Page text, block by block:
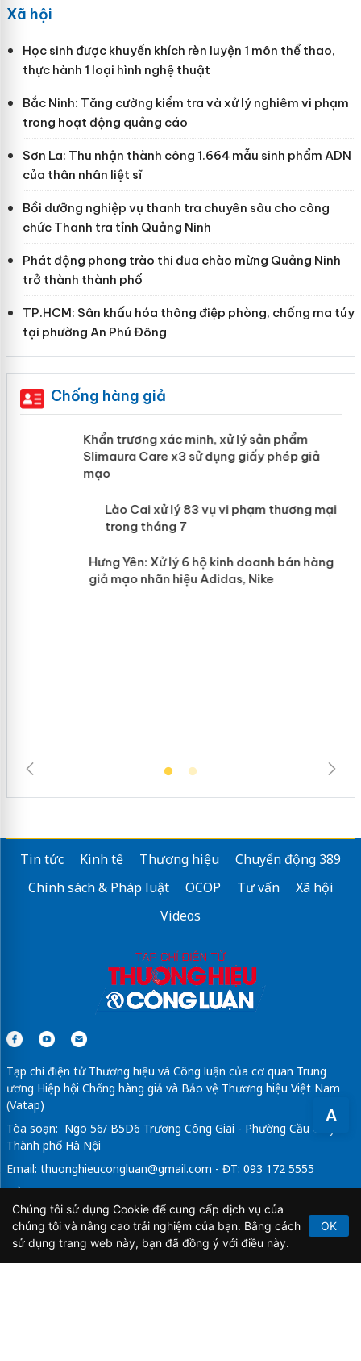
A
Xã hội
Học sinh được khuyến khích rèn luyện 1 môn thể thao,
thực hành 1 loại hình nghệ thuật
Bắc Ninh: Tăng cường kiểm tra và xử lý nghiêm vi phạm
trong hoạt động quảng cáo
Sơn La: Thu nhận thành công 1.664 mẫu sinh phẩm ADN
của thân nhân liệt sĩ
Bồi dưỡng nghiệp vụ thanh tra chuyên sâu cho công
chức Thanh tra tỉnh Quảng Ninh
Phát động phong trào thi đua chào mừng Quảng Ninh
trở thành thành phố
TP.HCM: Sân khấu hóa thông điệp phòng, chống ma túy
tại phường An Phú Đông
Chống hàng giả
Khẩn trương xác minh, xử lý sản phẩm
Slimaura Care x3 sử dụng giấy phép giả
mạo
Lào Cai xử lý 83 vụ vi phạm thương
mại trong tháng 7
Tin tức Kinh tế Thương hiệu
Chuyển động 389
Chính sách & Pháp luật
OCOP Tư vấn
Xã hội
Videos
Tạp chí điện tử Thương hiệu và Công luận của cơ quan Trung
ương Hiệp hội Chống hàng giả và Bảo vệ Thương hiệu Việt Nam
(Vatap)
Tòa soạn: Ngõ 56/ B5D6 Trương Công Giai - Phường Cầu Giấy -
Thành phố Hà Nội
Email: thuonghieucongluan@gmail.com - ĐT: 093 172 5555
Tổng Biên Tập: Vũ Đức Thuận
Giấy phép hoạt động báo chí điện tử số 64/GP-BTTTT do Bộ
Thông tin và Truyền thông cấp ngày 21/2/2020.
Chúng tôi sử dụng Cookie để cung cấp dịch vụ của
chúng tôi và nâng cao trải nghiệm của bạn. Bằng cách
sử dụng trang web này, bạn đã đồng ý với điều này.
OK